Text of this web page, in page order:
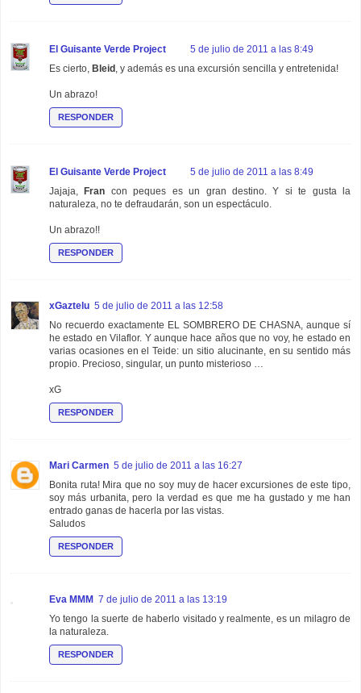
El Guisante Verde Project
5 de julio de 2011 a las 8:49
Es cierto, Bleid , y además es una excursión sencilla y entretenida!
Un abrazo!
RESPONDER
El Guisante Verde Project
5 de julio de 2011 a las 8:49
Jajaja,
Fran con peques es un gran destino. Y si te gusta la
naturaleza, no te defraudarán, son un espectáculo.
Un abrazo!!
RESPONDER
xGaztelu 5 de julio de 2011 a las 12:58
No recuerdo exactamente EL SOMBRERO DE CHASNA, aunque sí
he estado en Vilaflor. Y aunque hace años que no voy, he estado en
varias ocasiones en el Teide: un sitio alucinante, en su sentido más
propio. Precioso, singular, un punto misterioso …
xG
RESPONDER
Mari Carmen 5 de julio de 2011 a las 16:27
Bonita ruta! Mira que no soy muy de hacer excursiones de este tipo,
soy más urbanita, pero la verdad es que me ha gustado y me han
entrado ganas de hacerla por las vistas.
Saludos
RESPONDER
Eva MMM 7 de julio de 2011 a las 13:19
Yo tengo la suerte de haberlo visitado y realmente, es un milagro de
la naturaleza.
RESPONDER